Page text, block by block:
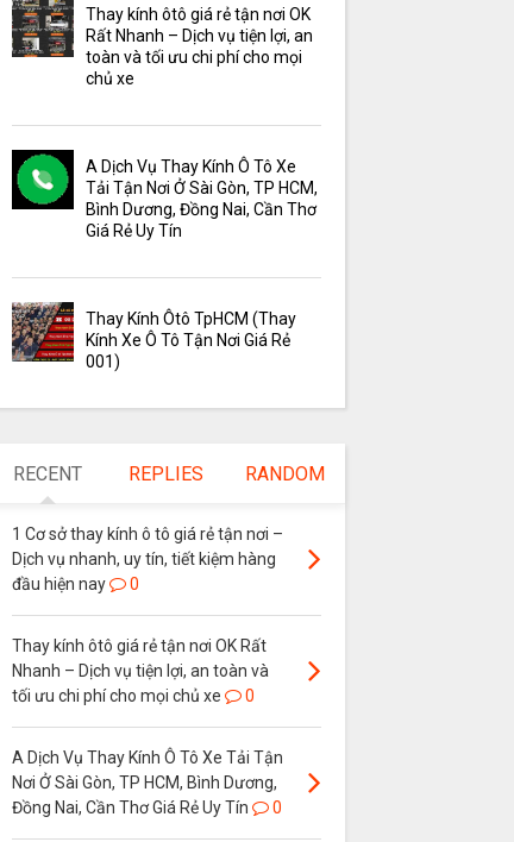
Thay kính ôtô giá rẻ tận nơi OK
Rất Nhanh – Dịch vụ tiện lợi, an
toàn và tối ưu chi phí cho mọi
chủ xe
A Dịch Vụ Thay Kính Ô Tô Xe
Tải Tận Nơi Ở Sài Gòn, TP HCM,
Bình Dương, Đồng Nai, Cần Thơ
Giá Rẻ Uy Tín
Thay Kính Ôtô TpHCM (Thay
Kính Xe Ô Tô Tận Nơi Giá Rẻ
001)
RECENT REPLIES RANDOM
1 Cơ sở thay kính ô tô giá rẻ tận nơi –
Dịch vụ nhanh, uy tín, tiết kiệm hàng
đầu hiện nay
0
Thay kính ôtô giá rẻ tận nơi OK Rất
Nhanh – Dịch vụ tiện lợi, an toàn và
tối ưu chi phí cho mọi chủ xe
0
A Dịch Vụ Thay Kính Ô Tô Xe Tải Tận
Nơi Ở Sài Gòn, TP HCM, Bình Dương,
Đồng Nai, Cần Thơ Giá Rẻ Uy Tín
0